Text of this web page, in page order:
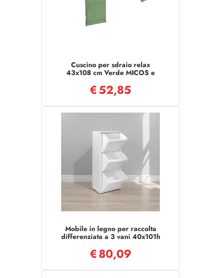
Cuscino per sdraio relax
43x108 cm Verde MICOS e
€52,85
Mobile in legno per raccolta
differenziata a 3 vani 40x101h
€80,09